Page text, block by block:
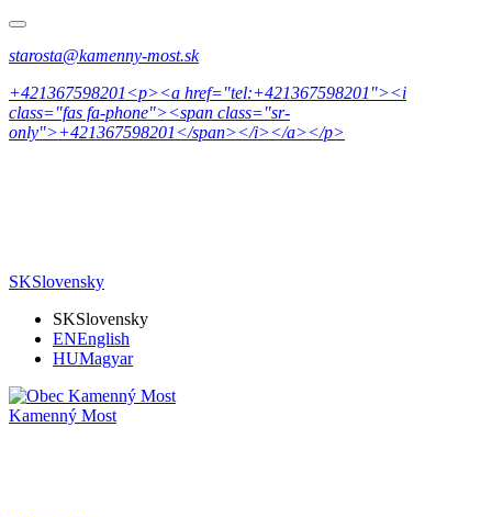
starosta@kamenny-most.sk
+421367598201<p><a href="tel:+421367598201"><i
class="fas fa-phone"><span class="sr-
only">+421367598201</span></i></a></p>
SKSlovensky
SKSlovensky
ENEnglish
HUMagyar
Kamenný Most